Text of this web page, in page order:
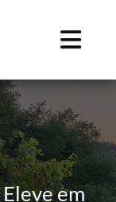
em